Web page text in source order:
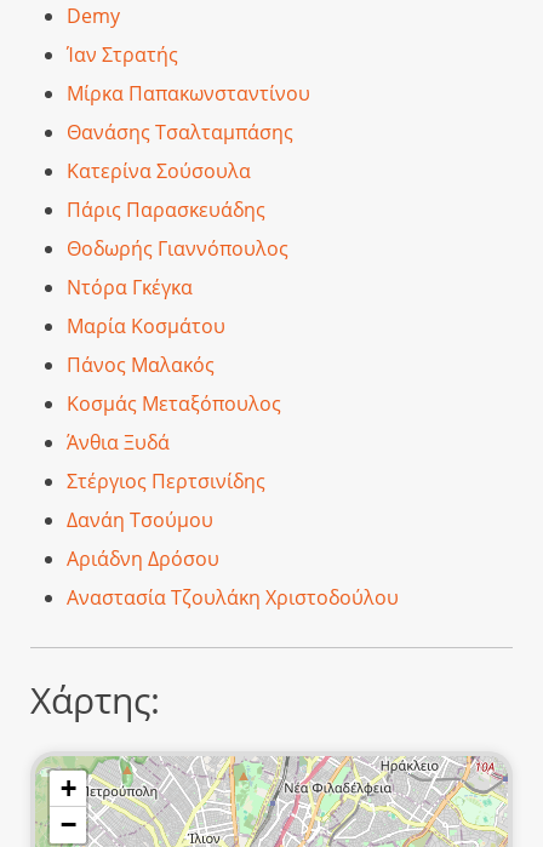
Demy
Ίαν Στρατής
Μίρκα Παπακωνσταντίνου
Θανάσης Τσαλταμπάσης
Κατερίνα Σούσουλα
Πάρις Παρασκευάδης
Θοδωρής Γιαννόπουλος
Ντόρα Γκέγκα
Μαρία Κοσμάτου
Πάνος Μαλακός
Κοσμάς Μεταξόπουλος
Άνθια Ξυδά
Στέργιος Περτσινίδης
Δανάη Τσούμου
Αριάδνη Δρόσου
Αναστασία Τζουλάκη Χριστοδούλου
Χάρτης:
+
−